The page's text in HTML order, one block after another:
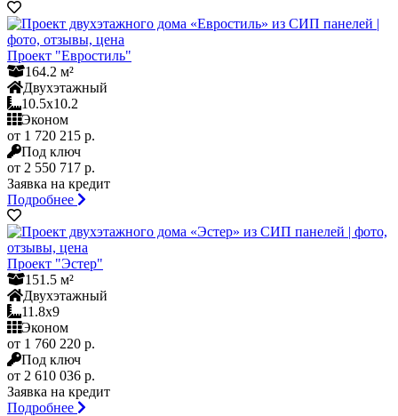
Проект "Евростиль"
164.2 м²
Двухэтажный
10.5x10.2
Эконом
от 1 720 215 р.
Под ключ
от 2 550 717 р.
Заявка на кредит
Подробнее
Проект "Эстер"
151.5 м²
Двухэтажный
11.8x9
Эконом
от 1 760 220 р.
Под ключ
от 2 610 036 р.
Заявка на кредит
Подробнее